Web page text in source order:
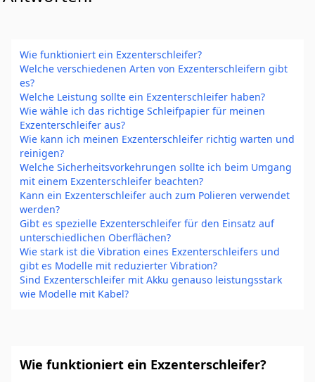
Wie funktioniert ein Exzenterschleifer?
Welche verschiedenen Arten von Exzenterschleifern gibt
es?
Welche Leistung sollte ein Exzenterschleifer haben?
Wie wähle ich das richtige Schleifpapier für meinen
Exzenterschleifer aus?
Wie kann ich meinen Exzenterschleifer richtig warten und
reinigen?
Welche Sicherheitsvorkehrungen sollte ich beim Umgang
mit einem Exzenterschleifer beachten?
Kann ein Exzenterschleifer auch zum Polieren verwendet
werden?
Gibt es spezielle Exzenterschleifer für den Einsatz auf
unterschiedlichen Oberflächen?
Wie stark ist die Vibration eines Exzenterschleifers und
gibt es Modelle mit reduzierter Vibration?
Sind Exzenterschleifer mit Akku genauso leistungsstark
wie Modelle mit Kabel?
Wie funktioniert ein Exzenterschleifer?